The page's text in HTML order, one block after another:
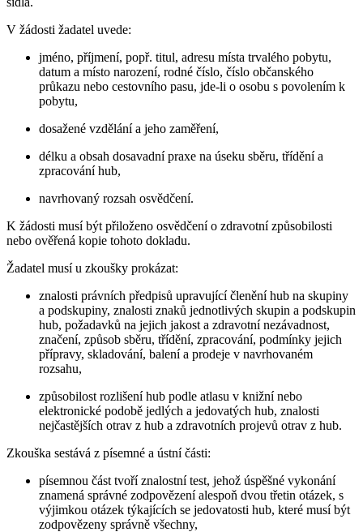
V žádosti žadatel uvede:
jméno, příjmení, popř. titul, adresu místa trvalého pobytu,
datum a místo narození, rodné číslo, číslo občanského
průkazu nebo cestovního pasu, jde-li o osobu s povolením k
pobytu,
dosažené vzdělání a jeho zaměření,
délku a obsah dosavadní praxe na úseku sběru, třídění a
zpracování hub,
navrhovaný rozsah osvědčení.
K žádosti musí být přiloženo osvědčení o zdravotní způsobilosti
nebo ověřená kopie tohoto dokladu.
Žadatel musí u zkoušky prokázat:
znalosti právních předpisů upravující členění hub na skupiny
a podskupiny, znalosti znaků jednotlivých skupin a podskupin
hub, požadavků na jejich jakost a zdravotní nezávadnost,
značení, způsob sběru, třídění, zpracování, podmínky jejich
přípravy, skladování, balení a prodeje v navrhovaném
rozsahu,
způsobilost rozlišení hub podle atlasu v knižní nebo
elektronické podobě jedlých a jedovatých hub, znalosti
nejčastějších otrav z hub a zdravotních projevů otrav z hub.
Zkouška sestává z písemné a ústní části:
písemnou část tvoří znalostní test, jehož úspěšné vykonání
znamená správné zodpovězení alespoň dvou třetin otázek, s
výjimkou otázek týkajících se jedovatosti hub, které musí být
zodpovězeny správně všechny,